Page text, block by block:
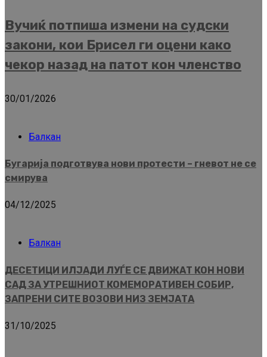
Вучиќ потпиша измени на судски
закони, кои Брисел ги оцени како
чекор назад на патот кон членство
30/01/2026
Балкан
Бугарија подготвува нови протести – гневот не се
смирува
04/12/2025
Балкан
ДЕСЕТИЦИ ИЛЈАДИ ЛУЃЕ СЕ ДВИЖАТ КОН НОВИ
САД ЗА УТРЕШНИОТ КОМЕМОРАТИВЕН СОБИР,
ЗАПРЕНИ СИТЕ ВОЗОВИ НИЗ ЗЕМЈАТА
31/10/2025